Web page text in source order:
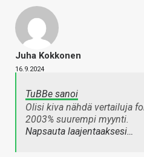
Juha Kokkonen
16.9.2024
TuBBe sanoi
Olisi kiva nähdä vertailuja
2003% suurempi myynti.
Napsauta laajentaaksesi…